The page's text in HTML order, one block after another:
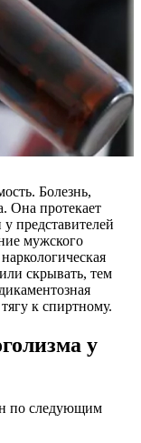
Болезнь,
Она протекает
представителей
мужского
скрывать, тем
к спиртному.
у
по следующим